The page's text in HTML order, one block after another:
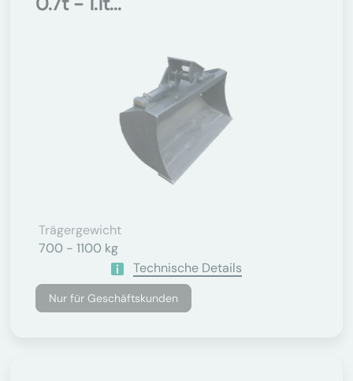
Trägergewicht
700 - 1100 kg
Technische Details
Nur für Geschäftskunden